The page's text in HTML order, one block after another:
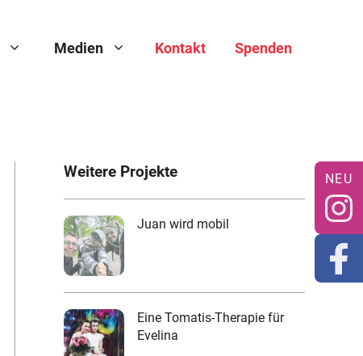
Medien Kontakt Spenden
Weitere Projekte
Juan wird mobil
Eine Tomatis-Therapie für
Evelina